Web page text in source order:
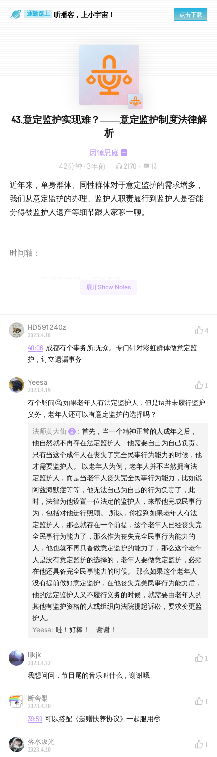
通勤路上 听播客，上小宇宙！ 点击下载
43.意定监护实现难？——意定监护制度法律解
析
因锤思庭
42分钟 · 3年前 2170 · 13
近年来，单身群体、同性群体对于意定监护的需求增多，
我们从意定监护的办理、监护人职责履行到监护人是否能
分得被监护人遗产等细节跟大家聊一聊。
时间轴：
04:08
含义
— “意定监护”协议是否需要采用公证文书的形式？
— 谁有“意定监护”需求：单身群体、同性群体、老
年群体
15:00 — “意定监护协议”生效时间与监护职责开始的时间
— 监护人的职责是什么？
— “指定监护”是什么？
— 当前办理“意定监护”的障碍
— 讨论：急救时，意定监护人可以进行“家属签字”
— 案例：意定监护与指定监护起冲突
— 案例：特别程序确认监护人身份
— 总结：办理“意定监护”的流程
— 意定监护协议不能赋予监护人继承遗产的权利
参考案例：（2020）沪0106民特209号、（2022）沪
0107民特380号
展开Show Notes
HD591240z
2023.4.18
4
40:06 成都有个事务所:无众。专门针对彩虹群体做意定监
护，订立遗嘱事务
Yeesa
2023.4.19
1
有个疑问🤔️ 如果老年人有法定监护人，但是ta并未履行监护
义务，老年人还可以有意定监护的选择吗？
法师黄大仙 : 首先，当一个精神正常的人成年之后，
他自然就不再存在法定监护人，他需要自己为自己负责。
只有当这个成年人在丧失了完全民事行为能力的时候，他
才需要监护人。 以老年人为例，老年人并不当然拥有法
定监护人，而是当老年人丧失完全民事行为能力，比如说
阿兹海默症等等，他无法自己为自己的行为负责了，此
时，法律为他设置一位法定的监护人，来帮他完成民事行
为，包括对他进行照顾。 所以，你提到如果老年人有法
定监护人，那么就存在一个前提，这个老年人已经丧失完
全民事行为能力了，那么作为丧失完全民事行为能力的
人，他也就不再具备做意定监护的能力了，那么这个老年
人是没有意定监护的选择的，老年人要做意定监护，必须
在他还具备完全民事能力的时候。 那么如果这个老年人
没有提前做好意定监护，在他丧失完美民事行为能力后，
他的法定监护人又不履行义务的时候，就需要由老年人的
其他有监护资格的人或组织向法院提起诉讼，要求变更监
护人。
Yeesa: 哇！好棒！！谢谢！
lijkjk
2023.4.22
1
我想问问，节目尾的音乐叫什么，谢谢哦
断舍梨
2023.4.20
1
39:59 可以搭配《遗赠扶养协议》一起服用🥹
落水汲光
2023.4.20
1